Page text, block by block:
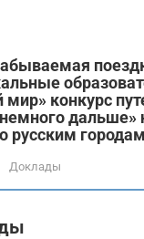
мир» конкурс
дальше»
русским
Доклады